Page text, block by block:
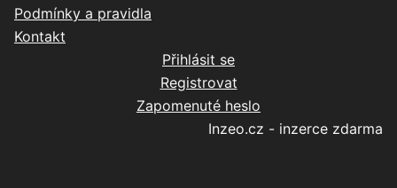
Podmínky a pravidla
Kontakt
Přihlásit se
Registrovat
Zapomenuté heslo
Inzeo.cz - inzerce zdarma